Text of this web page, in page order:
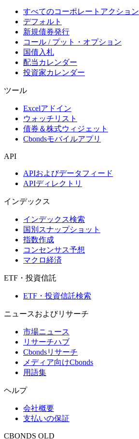
すべてのコーポレートアクション
デフォルト
新規債券発行
コール / プット・オプション
国債入札
配当カレンダー
投資家カレンダー
ツール
Excelアドイン
ウォッチリスト
債券＆株式ウィジェット
Cbondsモバイルアプリ
API
APIおよびデータフィード
APIディレクトリ
インデックス
インデックス検索
国別スナップショット
指数作成
コンセンサス予想
マクロ経済
ETF・投資信託
ETF・投資信託検索
ニュースおよびリサーチ
市場ニュース
リサーチハブ
Cbondsリサーチ
メディア向けCbonds
用語集
ヘルプ
会社概要
支払いの保証
CBONDS OLD